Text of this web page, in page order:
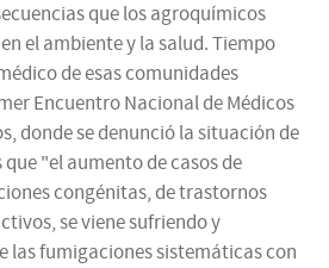
que los agroquímicos
el ambiente y la salud. Tiempo
de esas comunidades
Encuentro Nacional de Médicos
donde se denunció la situación de
"el aumento de casos de
congénitas, de trastornos
se viene sufriendo y
las fumigaciones sistemáticas con